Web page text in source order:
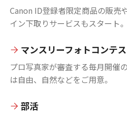
Canon ID登録者限定商品の販売
イン下取りサービスもスタート。
マンスリーフォトコンテ
プロ写真家が審査する毎月開催
は自由、自然などをご用意。
部活